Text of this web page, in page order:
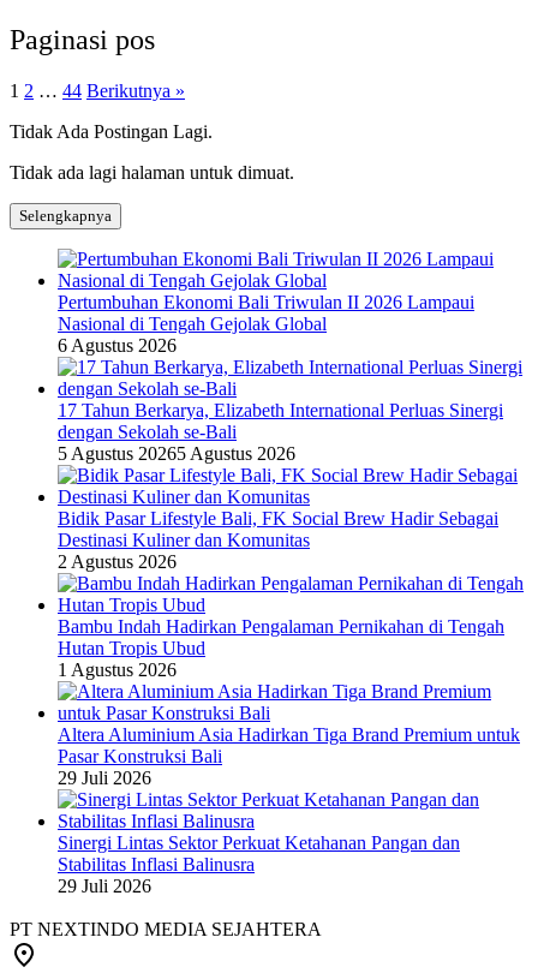
Paginasi pos
1 2 … 44 Berikutnya »
Tidak Ada Postingan Lagi.
Tidak ada lagi halaman untuk dimuat.
Selengkapnya
Pertumbuhan Ekonomi Bali Triwulan II 2026 Lampaui
Nasional di Tengah Gejolak Global
6 Agustus 2026
17 Tahun Berkarya, Elizabeth International Perluas Sinergi
dengan Sekolah se-Bali
5 Agustus 20265 Agustus 2026
Bidik Pasar Lifestyle Bali, FK Social Brew Hadir Sebagai
Destinasi Kuliner dan Komunitas
2 Agustus 2026
Bambu Indah Hadirkan Pengalaman Pernikahan di Tengah
Hutan Tropis Ubud
1 Agustus 2026
Altera Aluminium Asia Hadirkan Tiga Brand Premium untuk
Pasar Konstruksi Bali
29 Juli 2026
Sinergi Lintas Sektor Perkuat Ketahanan Pangan dan
Stabilitas Inflasi Balinusra
29 Juli 2026
PT NEXTINDO MEDIA SEJAHTERA